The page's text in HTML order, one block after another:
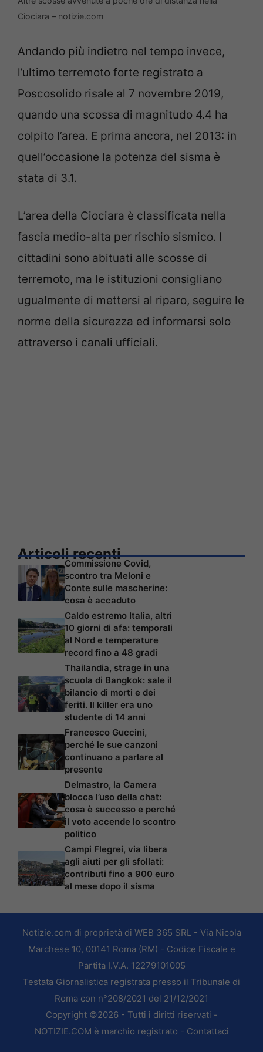
Ciociara – notizie.com
Andando più indietro nel tempo invece,
l’ultimo terremoto forte registrato a
Poscosolido risale al 7 novembre 2019,
quando una scossa di magnitudo 4.4 ha
colpito l’area. E prima ancora, nel 2013: in
quell’occasione la potenza del sisma è
stata di 3.1.
L’area della Ciociara è classificata nella
fascia medio-alta per rischio sismico. I
cittadini sono abituati alle scosse di
terremoto, ma le istituzioni consigliano
ugualmente di mettersi al riparo, seguire le
norme della sicurezza ed informarsi solo
attraverso i canali ufficiali.
Articoli recenti
Commissione Covid,
scontro tra Meloni e
Conte sulle mascherine:
cosa è accaduto
Caldo estremo Italia, altri
10 giorni di afa: temporali
al Nord e temperature
record fino a 48 gradi
Thailandia, strage in una
scuola di Bangkok: sale il
bilancio di morti e dei
feriti. Il killer era uno
studente di 14 anni
Francesco Guccini,
perché le sue canzoni
continuano a parlare al
presente
Delmastro, la Camera
blocca l’uso della chat:
cosa è successo e perché
il voto accende lo scontro
politico
Campi Flegrei, via libera
agli aiuti per gli sfollati:
contributi fino a 900 euro
al mese dopo il sisma
Notizie.com di proprietà di WEB 365 SRL - Via Nicola
Marchese 10, 00141 Roma (RM) - Codice Fiscale e
Partita I.V.A. 12279101005
Testata Giornalistica registrata presso il Tribunale di
Roma con n°208/2021 del 21/12/2021
Copyright ©2026 - Tutti i diritti riservati -
NOTIZIE.COM è marchio registrato - Contattaci